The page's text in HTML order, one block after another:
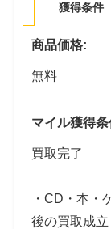
獲得条件
商品価格:
無料
マイル獲得
買取完了
・CD・本・
後の買取成立